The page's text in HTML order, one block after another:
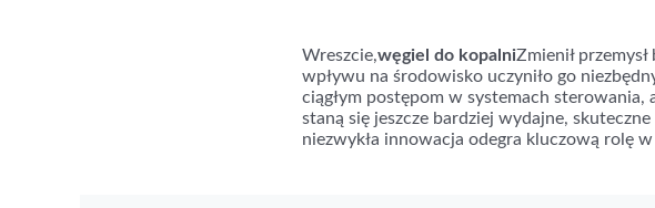
Wreszcie,węgiel do kopalniZmienił
wpływu na środowisko uczyniło go
ciągłym postępom w systemach
staną się jeszcze bardziej wydajne,
niezwykła innowacja odegra kluczową rolę